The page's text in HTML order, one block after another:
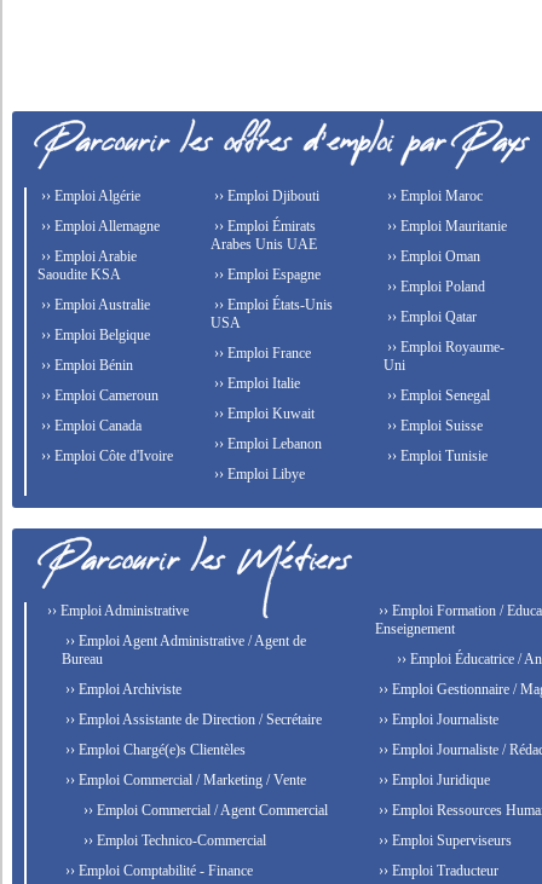
›› Emploi Algérie
›› Emploi Allemagne
›› Emploi Arabie
Saoudite KSA
›› Emploi Australie
›› Emploi Belgique
›› Emploi Bénin
›› Emploi Cameroun
›› Emploi Canada
›› Emploi Côte d'Ivoire
›› Emploi Djibouti
›› Emploi Émirats
Arabes Unis UAE
›› Emploi Espagne
›› Emploi États-Unis
USA
›› Emploi France
›› Emploi Italie
›› Emploi Kuwait
›› Emploi Lebanon
›› Emploi Libye
›› Emploi Maroc
›› Emploi Mauritanie
›› Emploi Oman
›› Emploi Poland
›› Emploi Qatar
›› Emploi Royaume-
Uni
›› Emploi Senegal
›› Emploi Suisse
›› Emploi Tunisie
›› Emploi Administrative
›› Emploi Agent Administrative / Agent de
Bureau
›› Emploi Archiviste
›› Emploi Assistante de Direction / Secrétaire
›› Emploi Chargé(e)s Clientèles
›› Emploi Commercial / Marketing / Vente
›› Emploi Commercial / Agent Commercial
›› Emploi Technico-Commercial
›› Emploi Comptabilité - Finance
›› Emploi Formation /
Enseignement
›› Emploi Éducatrice /
›› Emploi Gestionnaire /
›› Emploi Journaliste
›› Emploi Journaliste /
›› Emploi Juridique
›› Emploi Ressources
›› Emploi Superviseurs
›› Emploi Traducteur